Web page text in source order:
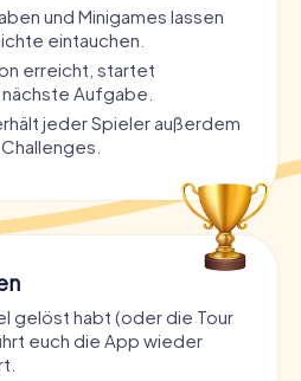
und Minigames lassen
eintauchen.
erreicht, startet
Aufgabe.
jeder Spieler außerdem
gelöst habt (oder die Tour
euch die App wieder